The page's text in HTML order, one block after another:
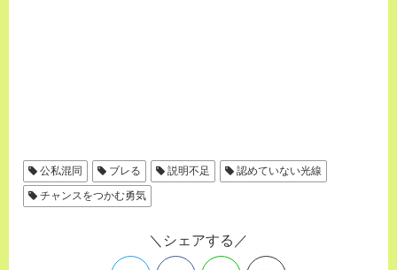
公私混同 ブレる 説明不足
認めていない光線
チャンスをつかむ勇気
シェアする